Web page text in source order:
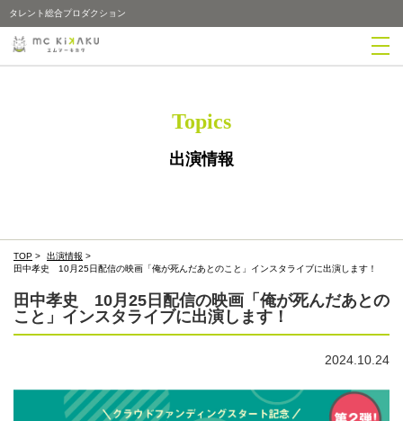
タレント総合プロダクション
Topics
出演情報
TOP > 出演情報 >
田中孝史 10月25日配信の映画「俺が死んだあとのこと」インスタライブに出演します！
田中孝史 10月25日配信の映画「俺が死んだあとの
こと」インスタライブに出演します！
2024.10.24